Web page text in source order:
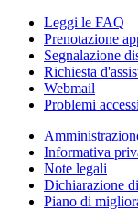
Leggi le FAQ
Prenotazione
Segnalazione
Richiesta
Webmail
Problemi
Informativa
Note legali
Dichiarazione
Piano di